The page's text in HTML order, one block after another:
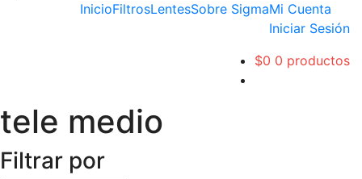
InicioFiltrosLentesSobre SigmaMi Cuenta
Iniciar Sesión
$0 0 productos
tele medio
Filtrar por